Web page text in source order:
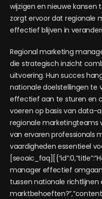
wijzigen en nieuwe kansen
zorgt ervoor dat regionale
effectief blijven in
Regional marketing
die strategisch inzicht
uitvoering. Hun succes
nationale doelstellingen te
effectief aan te sturen en
voeren op basis van data-
regionale marketingteams
van ervaren professionals
vaardigheden essentieel
manager effectief
tussen nationale richtlijnen